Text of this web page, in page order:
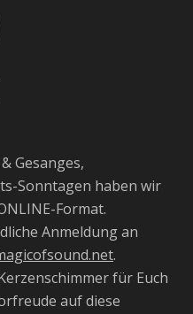
Gesanges,
Sonntagen haben wir
Format.
Anmeldung an
.
für Euch
auf diese